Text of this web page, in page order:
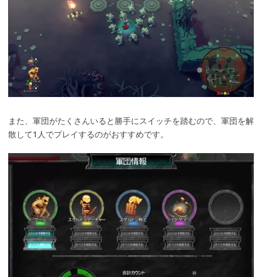
また、軍団がたくさんいると勝手にスイッチを踏むので、軍団を解
散して1人でプレイするのがおすすめです。